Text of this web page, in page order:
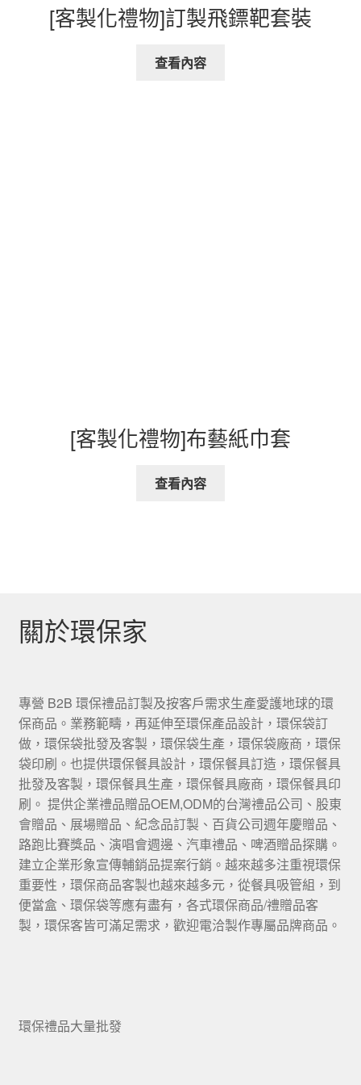
[客製化禮物]訂製飛鏢靶套裝
查看內容
[客製化禮物]布藝紙巾套
查看內容
關於環保家
專營 B2B 環保禮品訂製及按客戶需求生產愛護地球的環
保商品。業務範疇，再延伸至環保產品設計，環保袋訂
做，環保袋批發及客製，環保袋生產，環保袋廠商，環保
袋印刷。也提供環保餐具設計，環保餐具訂造，環保餐具
批發及客製，環保餐具生產，環保餐具廠商，環保餐具印
刷。 提供企業禮品贈品OEM,ODM的台灣禮品公司、股東
會贈品、展場贈品、紀念品訂製、百貨公司週年慶贈品、
路跑比賽獎品、演唱會週邊、汽車禮品、啤酒贈品探購。
建立企業形象宣傳輔銷品提案行銷。越來越多注重視環保
重要性，環保商品客製也越來越多元，從餐具吸管組，到
便當盒、環保袋等應有盡有，各式環保商品/禮贈品客
製，環保客皆可滿足需求，歡迎電洽製作專屬品牌商品。
環保禮品大量批發